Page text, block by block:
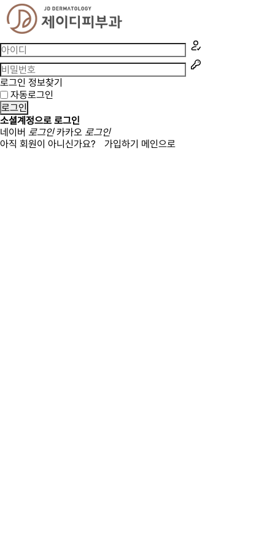
로그인 정보찾기
자동로그인
로그인
소셜계정으로 로그인
네이버 로그인 카카오 로그인
아직 회원이 아니신가요? 가입하기 메인으로